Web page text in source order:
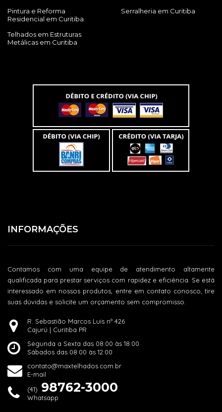
Pintura e Reforma
Residencial em Curitiba
Serralheria em Curitiba
Telhados em Estruturas
Metálicas em Curitiba
INFORMAÇÕES
Contamos com uma equipe de atendimento altamente
qualificada para prestar serviços com rapidez e eficiência. Se está
interessado em nossos produtos, entre em contato conosco, tire
suas dúvidas e solicite um orçamento sem compromisso.
R. Sebastião Marcos Luis nº 426
Cajurú | Curitiba PR
Segunda a Sexta das 08:00 às 18:00
Sábados das 08:00 às 12:00
contato@maxtelhados.com.br
E-mail
(41) 98762-3000
Whatsapp